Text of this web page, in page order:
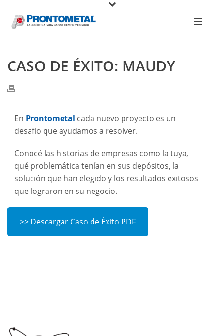
CASO DE ÉXITO: MAUDY
En Prontometal cada nuevo proyecto es un
desafío que ayudamos a resolver.
Conocé las historias de empresas como la tuya,
qué problemática tenían en sus depósitos, la
solución que han elegido y los resultados exitosos
que lograron en su negocio.
>> Descargar Caso de Éxito PDF